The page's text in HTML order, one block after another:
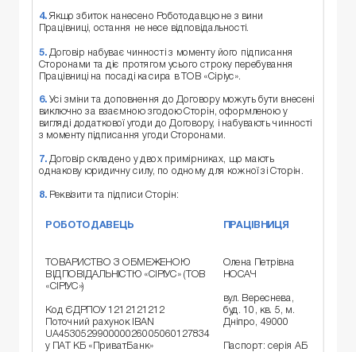
4.Якщо збиток нанесено Роботодавцю не з вини
Працівниці, остання не несе відповідальності.
5.Договір набуває чинності з моменту його підписання
Сторонами та діє протягом усього строку перебування
Працівниці на посаді касира в ТОВ «Сіріус».
6. Усі зміни та доповнення до Договору можуть бути внесені
виключно за взаємною згодою Сторін, оформленою у
вигляді додаткової угоди до Договору, і набувають чинності
з моменту підписання угоди Сторонами.
7.Договір складено у двох примірниках, що мають
однакову юридичну силу, по одному для кожної зі Сторін.
8.Реквізити та підписи Сторін:
РОБОТОДАВЕЦЬ ПРАЦІВНИЦЯ
ТОВАРИСТВО З ОБМЕЖЕНОЮ
ВІДПОВІДАЛЬНІСТЮ «СІРІУС» (ТОВ
«СІРІУС»)
Код ЄДРПОУ 1212121212
Поточний рахунок IBAN
UA453052990000026005060127834
у ПАТ КБ «ПриватБанк»
Олена Петрівна
НОСАЧ
вул. Вереснева,
буд. 10, кв. 5, м.
Дніпро, 49000
Паспорт: серія АБ